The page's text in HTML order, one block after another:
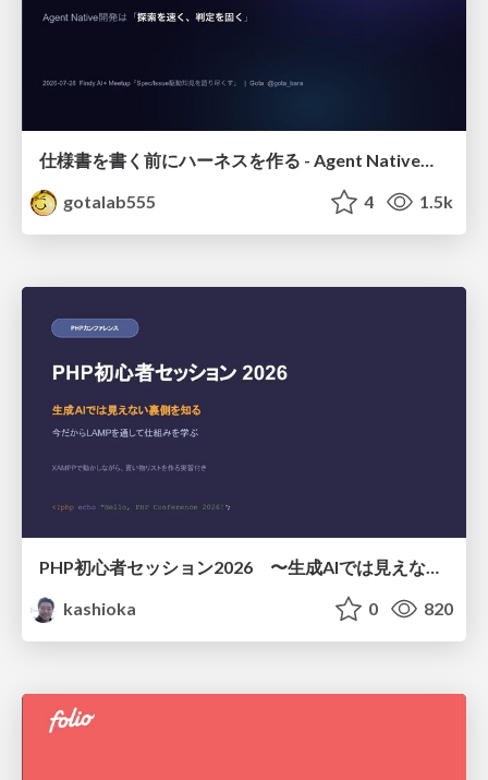
仕様書を書く前にハーネスを作る - Agent Native開発は「探索を速く、判定を固く」
gotalab555
4 1.5k
kashioka
0 820